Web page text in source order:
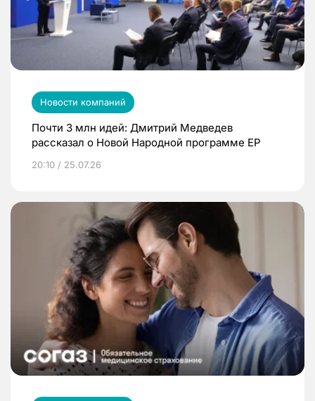
Новости компаний
Почти 3 млн идей: Дмитрий Медведев
рассказал о Новой Народной программе ЕР
20:10 / 25.07.26